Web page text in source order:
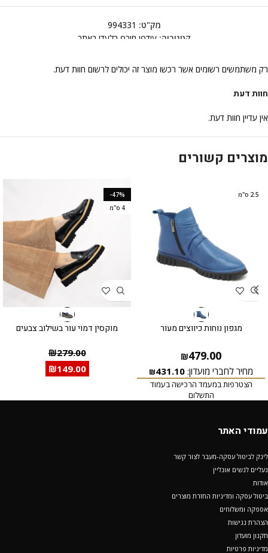
מק"ט: 994331
קטגוריה: עודפי חורף בלעדי באתר
חוות דעת
אין עדיין חוות דעת.
רק משתמשים רשומים אשר רכשו מוצר זה יכולים לרשום חוות דעת.
מוצרים קשורים
2.5 ס"מ
מגפון נוחות כיווצים מעור
₪479.00
מחיר לחברי מועדון: ₪431.10
הצטרפות במעמד הרכישה בעמוד
התשלום
-47%
4 ס"מ
מוקסין דמוי עור בשילוב צבעים
₪279.00
₪149.00
עמודי האתר
לינק לביטול עסקה-מעבר לצור קשר
נעליים לנשים אונליין
אודות
ביטול עסקה ומדיניות החזרת מוצרים
אספקה ומשלוחים
הצהרת נגישות
תקנון מועדון
מדיניות פרטיות